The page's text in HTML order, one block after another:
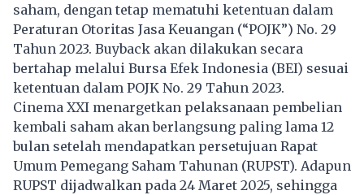
saham, dengan tetap mematuhi ketentuan dalam
Peraturan Otoritas Jasa Keuangan (“POJK”) No. 29
Tahun 2023. Buyback akan dilakukan secara
bertahap melalui Bursa Efek Indonesia (BEI) sesuai
ketentuan dalam POJK No. 29 Tahun 2023.
Cinema XXI menargetkan pelaksanaan pembelian
kembali saham akan berlangsung paling lama 12
bulan setelah mendapatkan persetujuan Rapat
Umum Pemegang Saham Tahunan (RUPST). Adapun
RUPST dijadwalkan pada 24 Maret 2025, sehingga